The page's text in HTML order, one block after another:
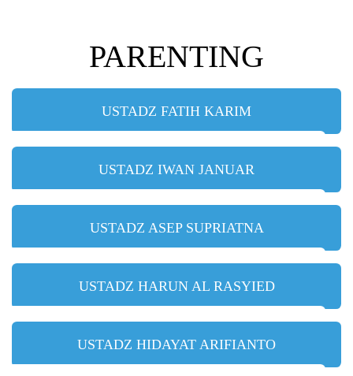
PARENTING
USTADZ FATIH KARIM
USTADZ IWAN JANUAR
USTADZ ASEP SUPRIATNA
USTADZ HARUN AL RASYIED
USTADZ HIDAYAT ARIFIANTO